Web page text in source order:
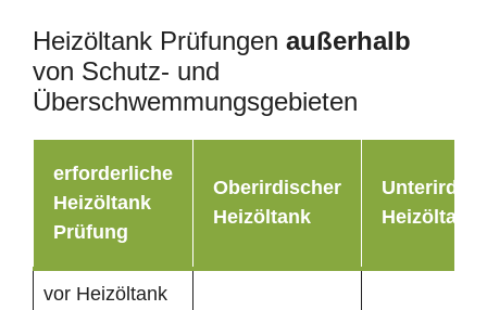
Heizöltank Prüfungen außerhalb
von Schutz- und
Überschwemmungsgebieten
erforderliche
Heizöltank
Prüfung
Oberirdischer
Heizöltank
Heizöltank
vor Heizöltank